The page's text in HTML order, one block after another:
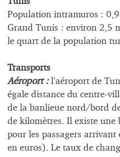
Population intramuros :
Grand Tunis : environ 2,5
le quart de la population
Transports
Aéroport : l’aéroport de
égale distance du centre-
de la banlieue nord/bord
de kilomètres. Il existe une
pour les passagers
en euros). Le taux de